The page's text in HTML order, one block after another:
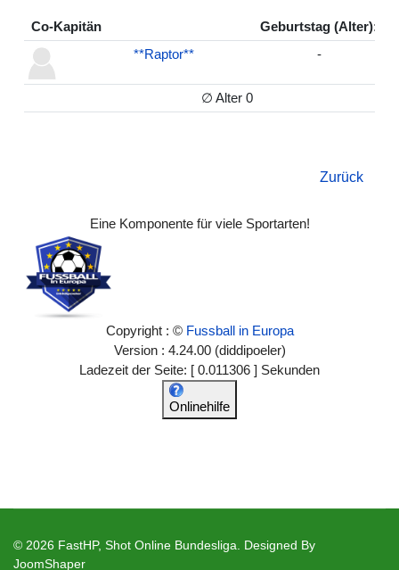
Co-Kapitän
Geburtstag (Alter):
**Raptor**
-
∅ Alter 0
Zurück
Eine Komponente für viele Sportarten!
Copyright : © Fussball in Europa
Version : 4.24.00 (diddipoeler)
Ladezeit der Seite: [ 0.011306 ] Sekunden
Onlinehilfe
© 2026 FastHP, Shot Online Bundesliga. Designed By
JoomShaper